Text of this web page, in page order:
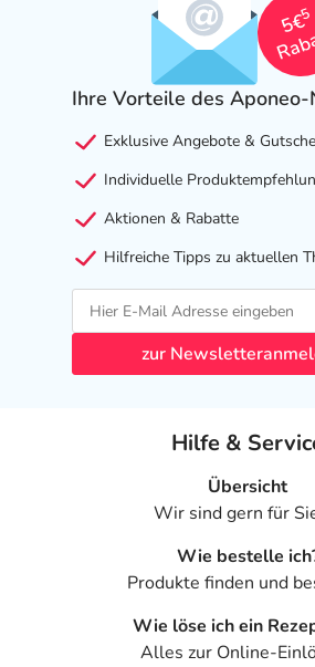
5€
5
Ihre Vorteile des
Exklusive Angebote &
Individuelle
Aktionen & Rabatte
Hilfreiche Tipps zu aktuellen
zur
Hilfe &
Übersicht
Wir sind gern für
Wie bestelle
Produkte finden und
Wie löse ich ein
Alles zur Online-